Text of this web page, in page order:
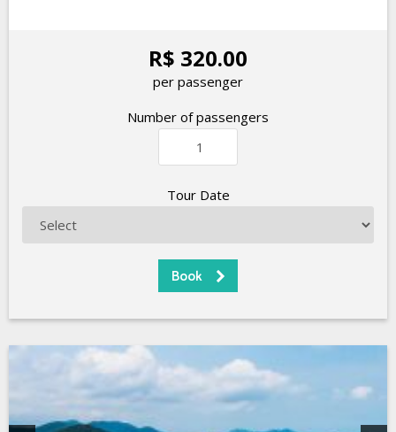
R$ 320.00
per passenger
Number of passengers
Tour Date